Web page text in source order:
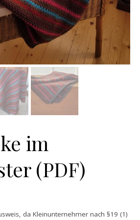
im
(PDF)
da Kleinunternehmer nach §19 (1)